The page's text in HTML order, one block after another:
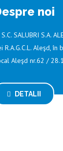
noi
SALUBRI S.A.
Aleşd, în
Aleşd nr.62 /
DETALII